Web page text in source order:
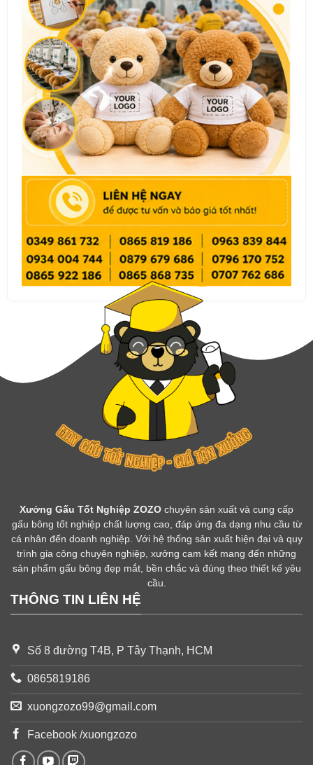
Xưởng Gấu Tốt Nghiệp ZOZO chuyên sản xuất và cung cấp
gấu bông tốt nghiệp chất lượng cao, đáp ứng đa dạng nhu cầu từ
cá nhân đến doanh nghiệp. Với hệ thống sản xuất hiện đại và quy
trình gia công chuyên nghiệp, xưởng cam kết mang đến những
sản phẩm gấu bông đẹp mắt, bền chắc và đúng theo thiết kế yêu
cầu.
THÔNG TIN LIÊN HỆ
Số 8 đường T4B, P Tây Thạnh, HCM
0865819186
xuongzozo99@gmail.com
Facebook /xuongzozo